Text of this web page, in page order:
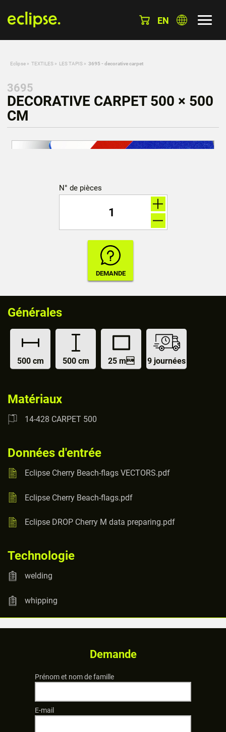
EN
Eclipse » TEXTILES » LES TAPIS » 3695 - decorative carpet
3695
DECORATIVE CARPET 500 × 500
CM
N° de pièces
Générales
500 cm 500 cm 25 m 9 journées
Matériaux
14-428 CARPET 500
Données d'entrée
Eclipse Cherry Beach-flags VECTORS.pdf
Eclipse Cherry Beach-flags.pdf
Eclipse DROP Cherry M data preparing.pdf
Technologie
welding
whipping
Demande
Prénom et nom de famille
E-mail